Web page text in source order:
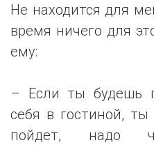
Не находится для
время ничего для
ему:
– Если ты будешь
себя в гостиной,
пойдет, надо